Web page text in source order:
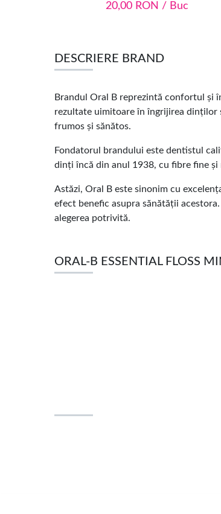
20,00 RON / Buc
DESCRIERE BRAND
Brandul Oral B reprezintă confortul și
rezultate uimitoare în îngrijirea dinților
frumos şi sănătos.
Fondatorul brandului este dentistul
dinți încă din anul 1938, cu fibre fine
Astăzi, Oral B este sinonim cu
efect benefic asupra sănătății
alegerea potrivită.
ORAL-B ESSENTIAL FLOSS